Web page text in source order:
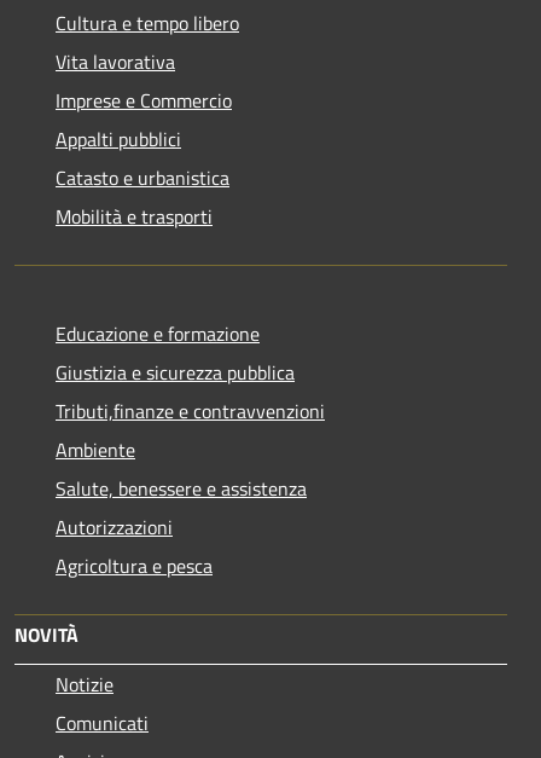
Cultura e tempo libero
Vita lavorativa
Imprese e Commercio
Appalti pubblici
Catasto e urbanistica
Mobilità e trasporti
Educazione e formazione
Giustizia e sicurezza pubblica
Tributi,finanze e contravvenzioni
Ambiente
Salute, benessere e assistenza
Autorizzazioni
Agricoltura e pesca
NOVITÀ
Notizie
Comunicati